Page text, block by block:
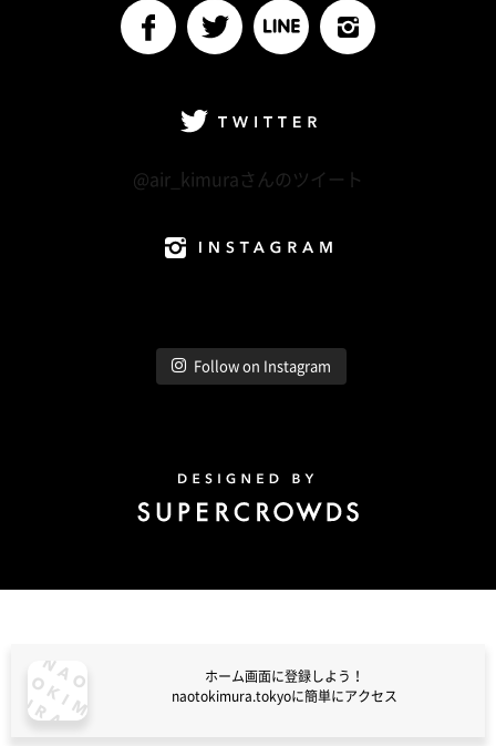
@air_kimuraさんのツイート
Follow on Instagram
ホーム画面に登録しよう！
naotokimura.tokyoに簡単にアクセス